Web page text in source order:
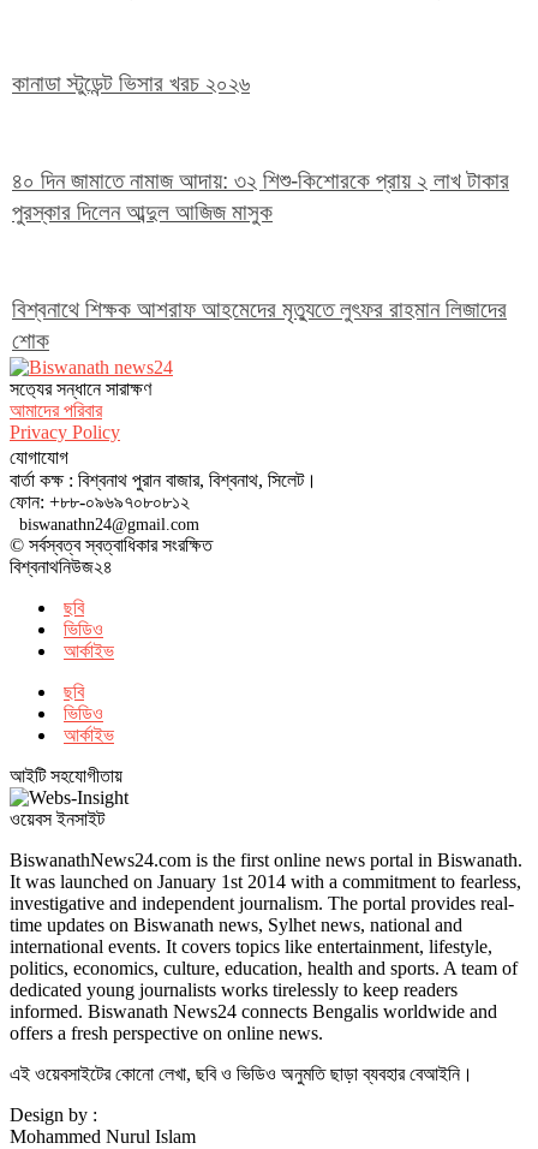
কানাডা স্টুডেন্ট ভিসার খরচ ২০২৬
৪০ দিন জামাতে নামাজ আদায়: ৩২ শিশু-কিশোরকে প্রায় ২ লাখ টাকার
পুরস্কার দিলেন আব্দুল আজিজ মাসুক
বিশ্বনাথে শিক্ষক আশরাফ আহমেদের মৃত্যুতে লুৎফর রাহমান লিজাদের
শোক
সত‌্যের সন্ধানে সারাক্ষণ
আমাদের পরিবার
Privacy Policy
যোগাযোগ
বার্তা কক্ষ : বিশ্বনাথ পুরান বাজার, বিশ্বনাথ, সিলেট।
ফোন: +৮৮-০৯৬৯৭০৮০৮১২
biswanathn24@gmail.com
© সর্বস্বত্ব স্বত্বাধিকার সংরক্ষিত
বিশ্বনাথনিউজ২৪
ছবি
ভিডিও
আর্কাইভ
ছবি
ভিডিও
আর্কাইভ
আইটি সহযোগীতায়
ওয়েবস ইনসাইট
BiswanathNews24.com is the first online news portal in Biswanath.
It was launched on January 1st 2014 with a commitment to fearless,
investigative and independent journalism. The portal provides real-
time updates on Biswanath news, Sylhet news, national and
international events. It covers topics like entertainment, lifestyle,
politics, economics, culture, education, health and sports. A team of
dedicated young journalists works tirelessly to keep readers
informed. Biswanath News24 connects Bengalis worldwide and
offers a fresh perspective on online news.
এই ওয়েবসাইটের কোনো লেখা, ছবি ও ভিডিও অনুমতি ছাড়া ব্যবহার বেআইনি।
Design by :
Mohammed Nurul Islam